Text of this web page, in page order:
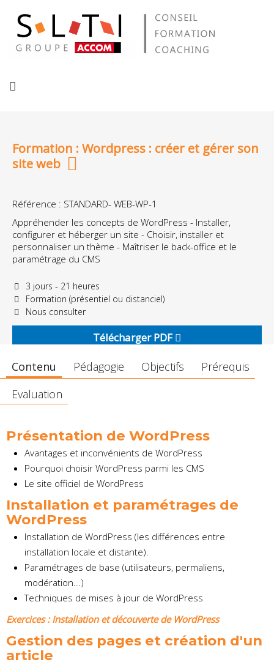
Formation : Wordpress : créer et gérer son
site web
Référence : STANDARD- WEB-WP-1
Appréhender les concepts de WordPress - Installer,
configurer et héberger un site - Choisir, installer et
personnaliser un thème - Maîtriser le back-office et le
paramétrage du CMS
3 jours - 21 heures
Formation (présentiel ou distanciel)
Nous consulter
Télécharger PDF
Contenu Pédagogie Objectifs
Prérequis
Evaluation
Présentation de WordPress
Avantages et inconvénients de WordPress
Pourquoi choisir WordPress parmi les CMS
Le site officiel de WordPress
Installation et paramétrages de
WordPress
Installation de WordPress (les différences entre
installation locale et distante).
Paramétrages de base (utilisateurs, permaliens,
modération...)
Techniques de mises à jour de WordPress
Exercices : Installation et découverte de WordPress
Gestion des pages et création d'un
article